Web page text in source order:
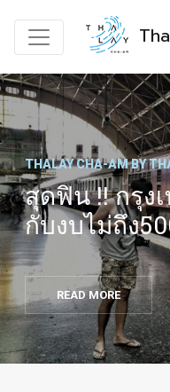
สุดฟิน !! กรุง
กับงบไม่ถึง
THALAY CHA-AM BY
READ MORE